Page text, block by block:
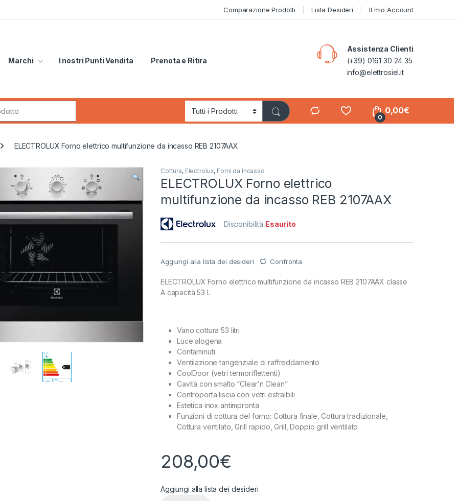
Comparazione Prodotti Lista Desideri Il mio Account
Marchi I nostri Punti Vendita Prenota e Ritira
Assistenza Clienti
(+39) 0161 30 24 35
info@elettrosiel.it
0
0,00€
ELECTROLUX Forno elettrico multifunzione da incasso REB 2107AAX
Cottura, Electrolux, Forni da Incasso
ELECTROLUX Forno elettrico
multifunzione da incasso REB 2107AAX
Disponibilità Esaurito
Aggiungi alla lista dei desideri Confronta
ELECTROLUX Forno elettrico multifunzione da incasso REB 2107AAX classe
A capacità 53 L
Vano cottura 53 litri
Luce alogena
Contaminuti
Ventilazione tangenziale di raffreddamento
CoolDoor (vetri termoriflettenti)
Cavità con smalto “Clear’n Clean”
Controporta liscia con vetri estraibili
Estetica inox antimpronta
Funzioni di cottura del forno: Cottura finale, Cottura tradizionale,
Cottura ventilato, Grill rapido, Grill, Doppio grill ventilato
208,00€
Aggiungi alla lista dei desideri